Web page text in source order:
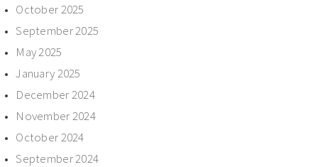
October 2025
September 2025
May 2025
January 2025
December 2024
November 2024
October 2024
September 2024